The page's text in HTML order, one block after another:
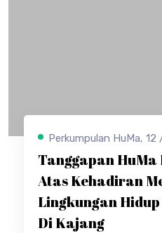
Perkumpulan HuMa,
Tanggapan HuMa
Atas Kehadiran
Lingkungan
Di Kajang